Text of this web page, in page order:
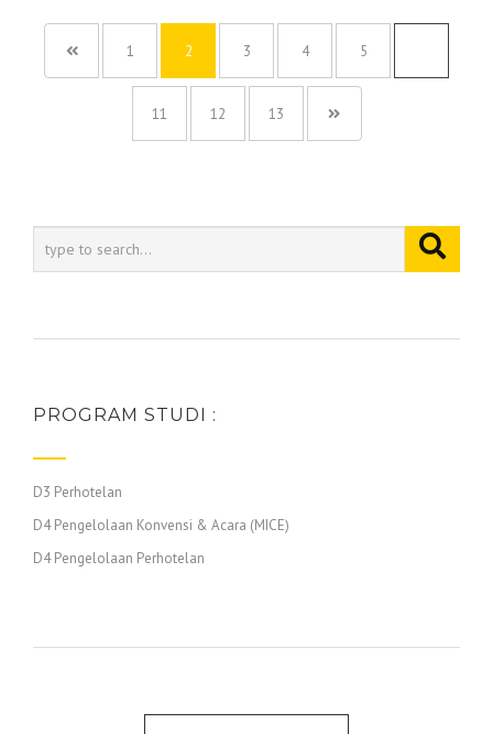
1 2 3 4 5
11 12 13
PROGRAM STUDI :
D3 Perhotelan
D4 Pengelolaan Konvensi & Acara (MICE)
D4 Pengelolaan Perhotelan